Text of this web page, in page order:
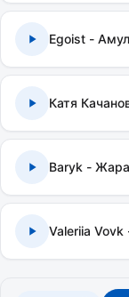
Egoist -
Катя
Baryk - Жара
Valeriia